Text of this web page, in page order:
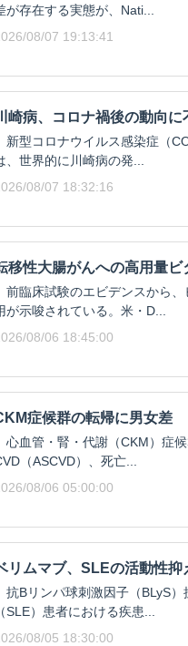
が存在する実態が、Nati...
08/07 19:13:41
崎病、コロナ禍後の動向に
新型コロナウイルス感染症（
、世界的に川崎病の発...
08/07 18:32:16
移性大腸がんへの高用量ビ
前臨床試験のエビデンスから、
が示唆されている。米・D...
08/06 18:45:00
症候群の転帰に男女差
心血管・腎・代謝（CKM）症
（ASCVD）、死亡...
08/06 05:00:00
リムマブ、SLEの活動性抑
抗Bリンパ球刺激因子（BLyS）
（SLE）患者における疾患...
08/05 18:30:00